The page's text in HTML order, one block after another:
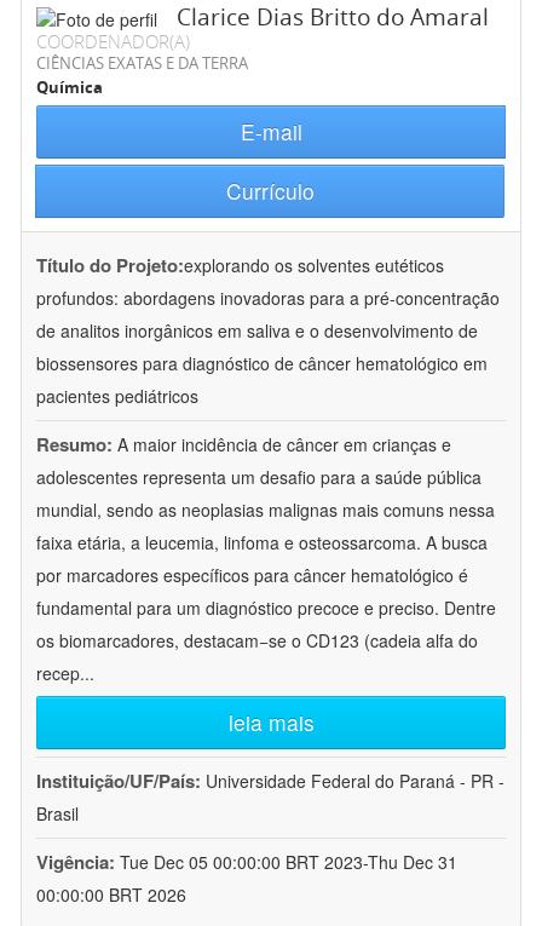
Clarice Dias Britto do Amaral
COORDENADOR(A)
CIÊNCIAS EXATAS E DA TERRA
Química
E-mail
Currículo
Título do Projeto:explorando os solventes eutéticos
profundos: abordagens inovadoras para a pré-concentração
de analitos inorgânicos em saliva e o desenvolvimento de
biossensores para diagnóstico de câncer hematológico em
pacientes pediátricos
Resumo: A maior incidência de câncer em crianças e
adolescentes representa um desafio para a saúde pública
mundial, sendo as neoplasias malignas mais comuns nessa
faixa etária, a leucemia, linfoma e osteossarcoma. A busca
por marcadores específicos para câncer hematológico é
fundamental para um diagnóstico precoce e preciso. Dentre
os biomarcadores, destacam−se o CD123 (cadeia alfa do
recep...
leia mais
Instituição/UF/País: Universidade Federal do Paraná - PR -
Brasil
Vigência: Tue Dec 05 00:00:00 BRT 2023-Thu Dec 31
00:00:00 BRT 2026